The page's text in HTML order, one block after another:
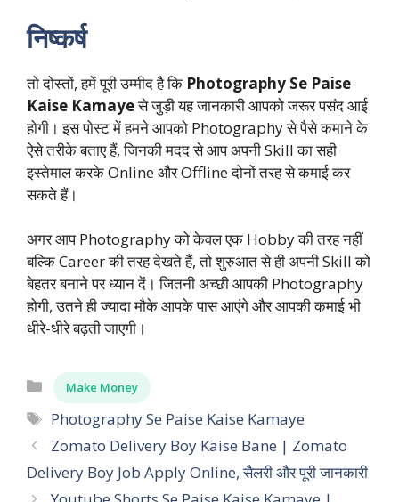
निष्कर्ष
तो दोस्तों, हमें पूरी उम्मीद है कि Photography Se Paise
Kaise Kamayeसे जुड़ी यह जानकारी आपको जरूर पसंद आई
होगी। इस पोस्ट में हमने आपको Photography से पैसे कमाने के
ऐसे तरीके बताए हैं, जिनकी मदद से आप अपनी Skill का सही
इस्तेमाल करके Online और Offline दोनों तरह से कमाई कर
सकते हैं।
अगर आप Photography को केवल एक Hobby की तरह नहीं
बल्कि Career की तरह देखते हैं, तो शुरुआत से ही अपनी Skill को
बेहतर बनाने पर ध्यान दें। जितनी अच्छी आपकी Photography
होगी, उतने ही ज्यादा मौके आपके पास आएंगे और आपकी कमाई भी
धीरे-धीरे बढ़ती जाएगी।
Categories
Make Money
Tags
Photography Se Paise Kaise Kamaye
Zomato Delivery Boy Kaise Bane | Zomato
Delivery Boy Job Apply Online, सैलरी और पूरी जानकारी